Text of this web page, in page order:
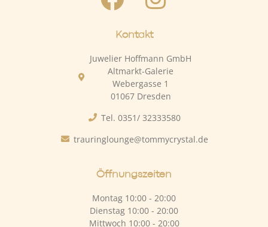
Kontakt
Juwelier Hoffmann GmbH
Altmarkt-Galerie
Webergasse 1
01067 Dresden
Tel. 0351/ 32333580
trauringlounge@tommycrystal.de
Öffnungszeiten
Montag 10:00 - 20:00
Dienstag 10:00 - 20:00
Mittwoch 10:00 - 20:00